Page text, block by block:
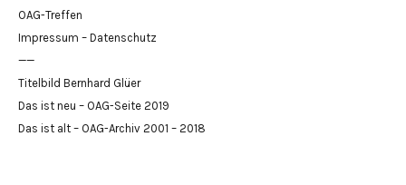
OAG-Treffen
Impressum – Datenschutz
——
Titelbild Bernhard Glüer
Das ist neu – OAG-Seite 2019
Das ist alt – OAG-Archiv 2001 – 2018